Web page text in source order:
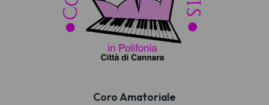
Coro Amatoriale